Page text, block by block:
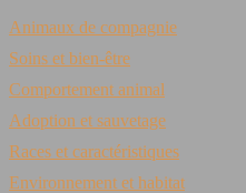
Animaux de compagnie
Soins et bien-être
Comportement animal
Adoption et sauvetage
Races et caractéristiques
Environnement et habitat